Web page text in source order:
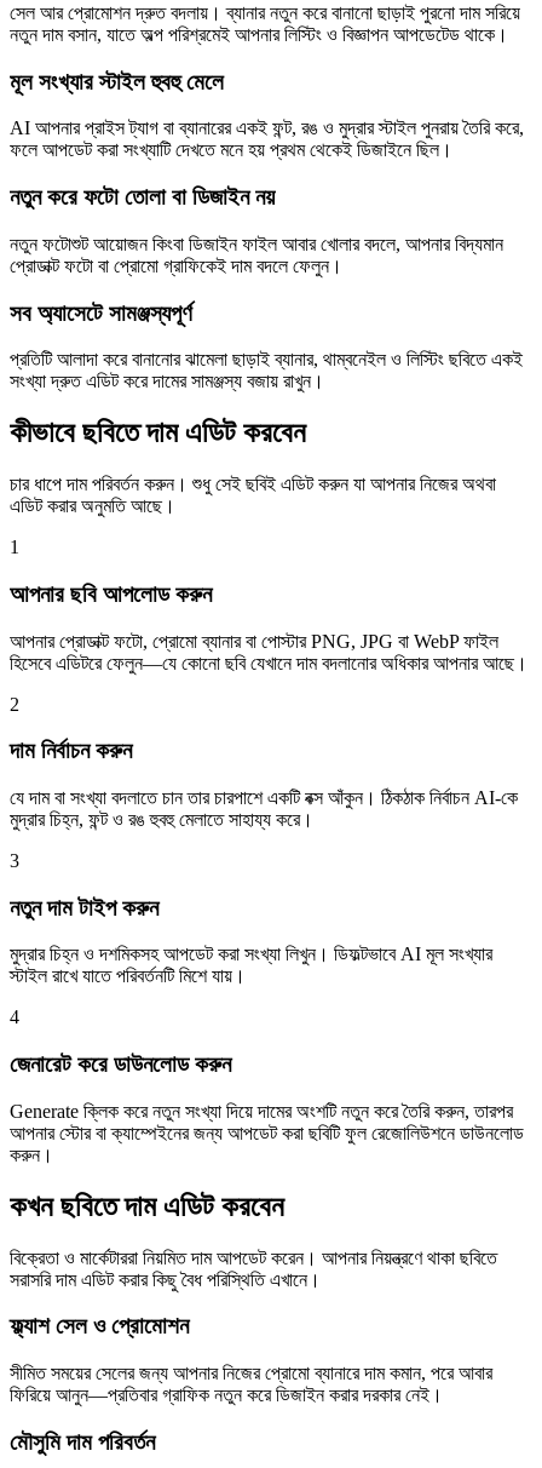
সেল আর প্রোমোশন দ্রুত বদলায়। ব্যানার নতুন করে বানানো ছাড়াই পুরনো দাম সরিয়ে
নতুন দাম বসান, যাতে অল্প পরিশ্রমেই আপনার লিস্টিং ও বিজ্ঞাপন আপডেটেড থাকে।
মূল সংখ্যার স্টাইল হুবহু মেলে
AI আপনার প্রাইস ট্যাগ বা ব্যানারের একই ফন্ট, রঙ ও মুদ্রার স্টাইল পুনরায় তৈরি করে,
ফলে আপডেট করা সংখ্যাটি দেখতে মনে হয় প্রথম থেকেই ডিজাইনে ছিল।
নতুন করে ফটো তোলা বা ডিজাইন নয়
নতুন ফটোশুট আয়োজন কিংবা ডিজাইন ফাইল আবার খোলার বদলে, আপনার বিদ্যমান
প্রোডাক্ট ফটো বা প্রোমো গ্রাফিকেই দাম বদলে ফেলুন।
সব অ্যাসেটে সামঞ্জস্যপূর্ণ
প্রতিটি আলাদা করে বানানোর ঝামেলা ছাড়াই ব্যানার, থাম্বনেইল ও লিস্টিং ছবিতে একই
সংখ্যা দ্রুত এডিট করে দামের সামঞ্জস্য বজায় রাখুন।
কীভাবে ছবিতে দাম এডিট করবেন
চার ধাপে দাম পরিবর্তন করুন। শুধু সেই ছবিই এডিট করুন যা আপনার নিজের অথবা
এডিট করার অনুমতি আছে।
1
আপনার ছবি আপলোড করুন
আপনার প্রোডাক্ট ফটো, প্রোমো ব্যানার বা পোস্টার PNG, JPG বা WebP ফাইল
হিসেবে এডিটরে ফেলুন—যে কোনো ছবি যেখানে দাম বদলানোর অধিকার আপনার আছে।
2
দাম নির্বাচন করুন
যে দাম বা সংখ্যা বদলাতে চান তার চারপাশে একটি বক্স আঁকুন। ঠিকঠাক নির্বাচন AI-কে
মুদ্রার চিহ্ন, ফন্ট ও রঙ হুবহু মেলাতে সাহায্য করে।
3
নতুন দাম টাইপ করুন
মুদ্রার চিহ্ন ও দশমিকসহ আপডেট করা সংখ্যা লিখুন। ডিফল্টভাবে AI মূল সংখ্যার
স্টাইল রাখে যাতে পরিবর্তনটি মিশে যায়।
4
জেনারেট করে ডাউনলোড করুন
Generate ক্লিক করে নতুন সংখ্যা দিয়ে দামের অংশটি নতুন করে তৈরি করুন, তারপর
আপনার স্টোর বা ক্যাম্পেইনের জন্য আপডেট করা ছবিটি ফুল রেজোলিউশনে ডাউনলোড
করুন।
কখন ছবিতে দাম এডিট করবেন
বিক্রেতা ও মার্কেটাররা নিয়মিত দাম আপডেট করেন। আপনার নিয়ন্ত্রণে থাকা ছবিতে
সরাসরি দাম এডিট করার কিছু বৈধ পরিস্থিতি এখানে।
ফ্ল্যাশ সেল ও প্রোমোশন
সীমিত সময়ের সেলের জন্য আপনার নিজের প্রোমো ব্যানারে দাম কমান, পরে আবার
ফিরিয়ে আনুন—প্রতিবার গ্রাফিক নতুন করে ডিজাইন করার দরকার নেই।
মৌসুমি দাম পরিবর্তন